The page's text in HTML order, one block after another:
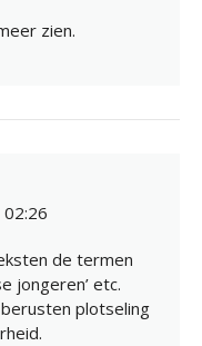
zien.
de termen
jongeren’ etc.
berusten plotseling